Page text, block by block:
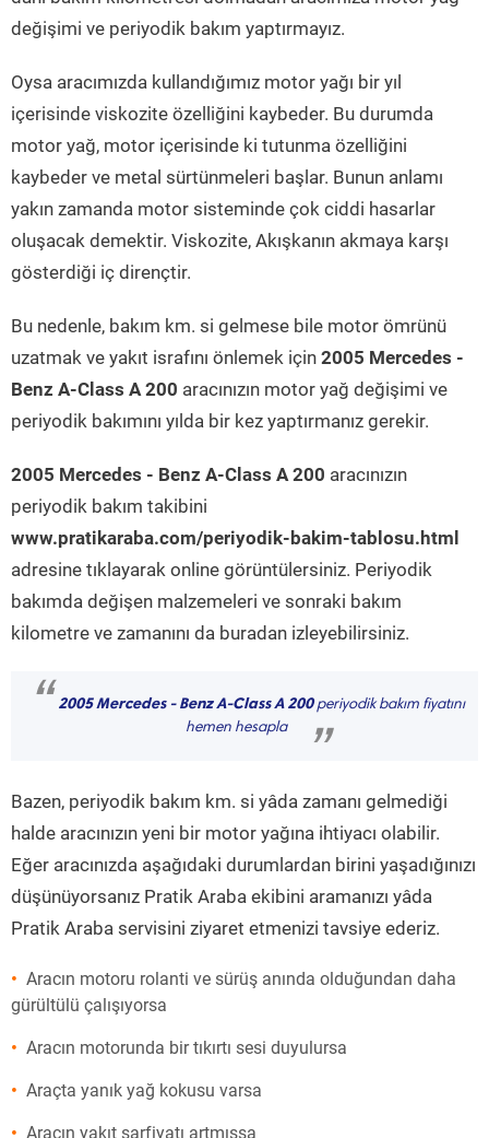
değişimi ve periyodik bakım yaptırmayız.
Oysa aracımızda kullandığımız motor yağı bir yıl
içerisinde viskozite özelliğini kaybeder. Bu durumda
motor yağ, motor içerisinde ki tutunma özelliğini
kaybeder ve metal sürtünmeleri başlar. Bunun anlamı
yakın zamanda motor sisteminde çok ciddi hasarlar
oluşacak demektir. Viskozite, Akışkanın akmaya karşı
gösterdiği iç dirençtir.
Bu nedenle, bakım km. si gelmese bile motor ömrünü
uzatmak ve yakıt israfını önlemek için 2005 Mercedes -
Benz A-Class A 200 aracınızın motor yağ değişimi ve
periyodik bakımını yılda bir kez yaptırmanız gerekir.
2005 Mercedes - Benz A-Class A 200 aracınızın
periyodik bakım takibini
www.pratikaraba.com/periyodik-bakim-tablosu.html
adresine tıklayarak online görüntülersiniz. Periyodik
bakımda değişen malzemeleri ve sonraki bakım
kilometre ve zamanını da buradan izleyebilirsiniz.
“ 2005 Mercedes - Benz A-Class A 200periyodik bakım fiyatını
hemen hesapla
”
Bazen, periyodik bakım km. si yâda zamanı gelmediği
halde aracınızın yeni bir motor yağına ihtiyacı olabilir.
Eğer aracınızda aşağıdaki durumlardan birini yaşadığınızı
düşünüyorsanız Pratik Araba ekibini aramanızı yâda
Pratik Araba servisini ziyaret etmenizi tavsiye ederiz.
Aracın motoru rolanti ve sürüş anında olduğundan daha
gürültülü çalışıyorsa
Aracın motorunda bir tıkırtı sesi duyulursa
Araçta yanık yağ kokusu varsa
Aracın yakıt sarfiyatı artmışsa